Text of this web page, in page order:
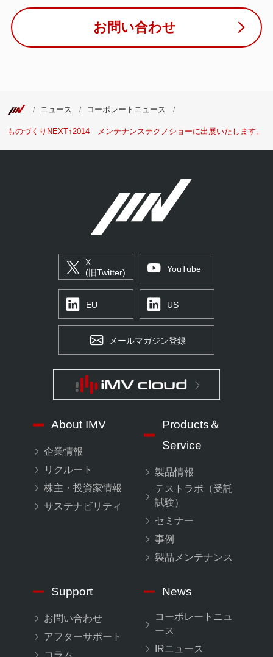
お問い合わせ
ニュース コーポレートニュース
ものづくりNEXT↑2014 メンテナンステクノショーに出展いたします。
X
(旧Twitter)
YouTube
EU US
メールマガジン登録
About IMV
企業情報
リクルート
株主・投資家情報
サステナビリティ
Products＆
Service
製品情報
テストラボ（受託
試験）
セミナー
事例
製品メンテナンス
Support
お問い合わせ
アフターサポート
コラム
News
コーポレートニュ
ース
IRニュース